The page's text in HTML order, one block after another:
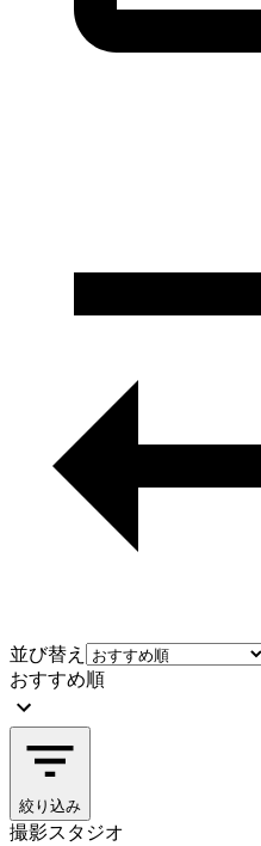
並び替え
おすすめ順
絞り込み
撮影スタジオ